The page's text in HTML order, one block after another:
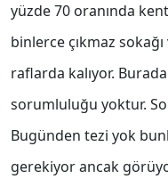
yüzde 70 oranında
binlerce çıkmaz
raflarda kalıyor.
sorumluluğu yoktur.
Bugünden tezi yok
gerekiyor ancak